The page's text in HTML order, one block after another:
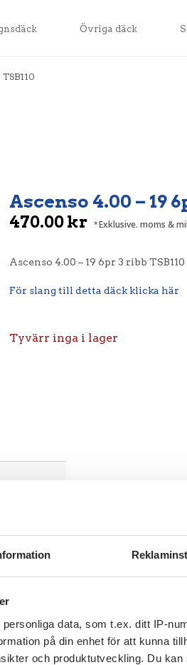
personliga data, som t.ex. ditt IP-
på din enhet för att kunna
och produktutveckling. Du
Övriga däck
Ascenso 4.00 – 19
470.00kr Exklusive. moms &
Ascenso 4.00 – 19 6pr 3 ribb TSB110
För slang till detta däck klicka här
Tyvärr inga i lager